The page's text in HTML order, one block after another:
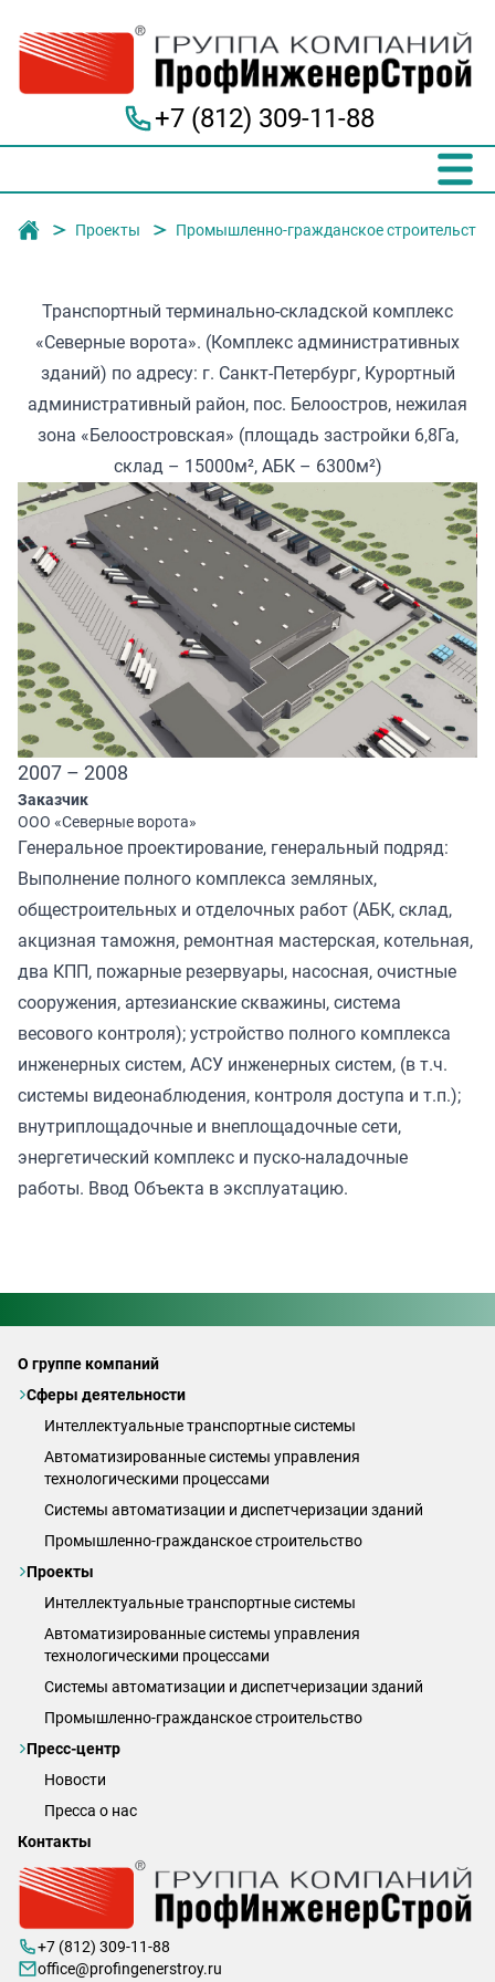
+7 (812) 309-11-88
Группа компаний "ПрофИнженерСтрой"
Проекты Промышленно-гражданское строительство
Транспортный терминально-складской комплекс
«Северные ворота». (Комплекс административных
зданий) по адресу: г. Санкт-Петербург, Курортный
административный район, пос. Белоостров, нежилая
зона «Белоостровская» (площадь застройки 6,8Га,
склад – 15000м², АБК – 6300м²)
2007 – 2008
Заказчик
ООО «Северные ворота»
Генеральное проектирование, генеральный подряд:
Выполнение полного комплекса земляных,
общестроительных и отделочных работ (АБК, склад,
акцизная таможня, ремонтная мастерская, котельная,
два КПП, пожарные резервуары, насосная, очистные
сооружения, артезианские скважины, система
весового контроля); устройство полного комплекса
инженерных систем, АСУ инженерных систем, (в т.ч.
системы видеонаблюдения, контроля доступа и т.п.);
внутриплощадочные и внеплощадочные сети,
энергетический комплекс и пуско-наладочные
работы. Ввод Объекта в эксплуатацию.
О группе компаний
Сферы деятельности
Интеллектуальные транспортные системы
Автоматизированные системы управления
технологическими процессами
Системы автоматизации и диспетчеризации зданий
Промышленно-гражданское строительство
Проекты
Интеллектуальные транспортные системы
Автоматизированные системы управления
технологическими процессами
Системы автоматизации и диспетчеризации зданий
Промышленно-гражданское строительство
Пресс-центр
Новости
Пресса о нас
Контакты
+7 (812) 309-11-88
office@profingenerstroy.ru